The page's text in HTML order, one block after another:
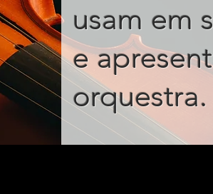
usam em
e
orquestra.